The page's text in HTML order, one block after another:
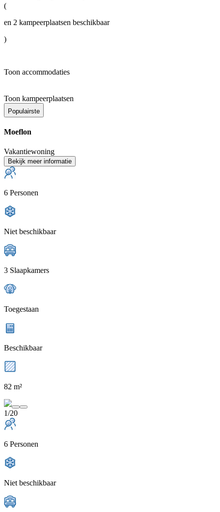
(
en 2 kampeerplaatsen beschikbaar
)
Toon accommodaties
Toon kampeerplaatsen
Populairste
Moeflon
Vakantiewoning
Bekijk meer informatie
6 Personen
Niet beschikbaar
3 Slaapkamers
Toegestaan
Beschikbaar
82 m²
1/20
6 Personen
Niet beschikbaar